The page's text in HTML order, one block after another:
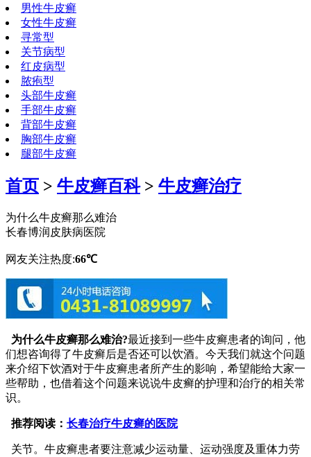
男性牛皮癣
女性牛皮癣
寻常型
关节病型
红皮病型
脓疱型
头部牛皮癣
手部牛皮癣
背部牛皮癣
胸部牛皮癣
腿部牛皮癣
首页 > 牛皮癣百科> 牛皮癣治疗
为什么牛皮癣那么难治
长春博润皮肤病医院
网友关注热度:66℃
为什么牛皮癣那么难治?最近接到一些牛皮癣患者的询问，他
们想咨询得了牛皮癣后是否还可以饮酒。今天我们就这个问题
来介绍下饮酒对于牛皮癣患者所产生的影响，希望能给大家一
些帮助，也借着这个问题来说说牛皮癣的护理和治疗的相关常
识。
推荐阅读： 长春治疗牛皮癣的医院
关节。牛皮癣患者要注意减少运动量、运动强度及重体力劳